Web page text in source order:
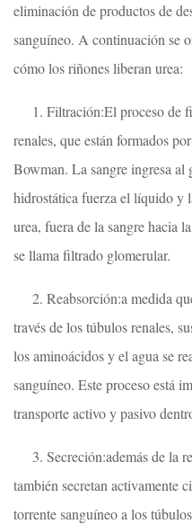
eliminación de productos de
sanguíneo. A continuación se
cómo los riñones liberan urea:
1. Filtración:El proceso de
renales, que están formados
Bowman. La sangre ingresa al
hidrostática fuerza el líquido y
urea, fuera de la sangre hacia
se llama filtrado glomerular.
2. Reabsorción:a medida
través de los túbulos renales,
los aminoácidos y el agua se
sanguíneo. Este proceso está
transporte activo y pasivo
3. Secreción:además de la
también secretan activamente
torrente sanguíneo a los